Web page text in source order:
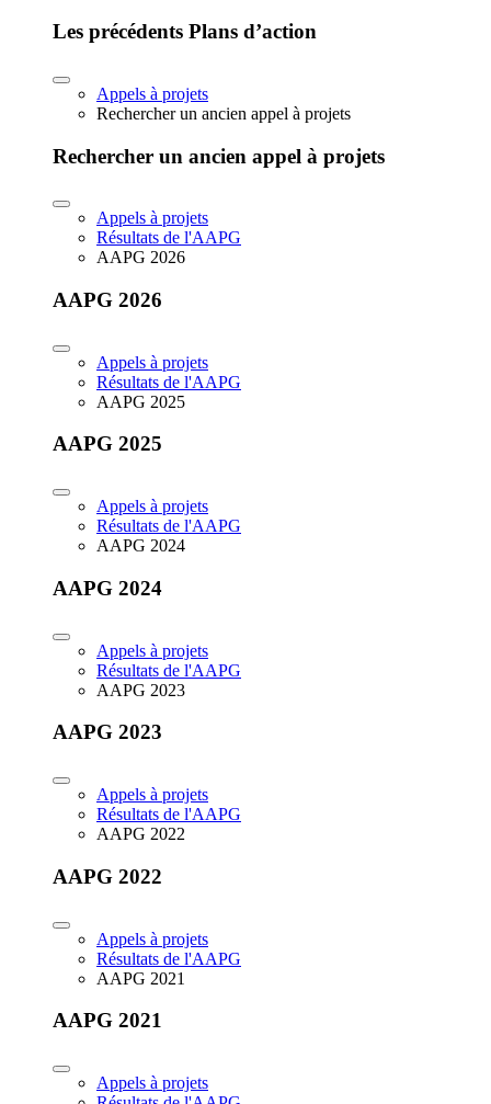
Les précédents Plans d’action
Appels à projets
Rechercher un ancien appel à projets
Rechercher un ancien appel à projets
Appels à projets
Résultats de l'AAPG
AAPG 2026
AAPG 2026
Appels à projets
Résultats de l'AAPG
AAPG 2025
AAPG 2025
Appels à projets
Résultats de l'AAPG
AAPG 2024
AAPG 2024
Appels à projets
Résultats de l'AAPG
AAPG 2023
AAPG 2023
Appels à projets
Résultats de l'AAPG
AAPG 2022
AAPG 2022
Appels à projets
Résultats de l'AAPG
AAPG 2021
AAPG 2021
Appels à projets